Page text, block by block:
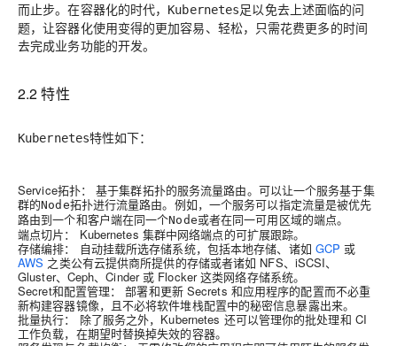
而止步。在容器化的时代， Kubernetes足以免去上述面临的问
题，让容器化使用变得的更加容易、轻松，只需花费更多的时间
去完成业务功能的开发。
2.2 特性
Kubernetes特性如下：
Service拓扑：
基于集群拓扑的服务流量路由。可以让一个服务基于集
群的Node拓扑进行流量路由。例如，一个服务可以指定流量是被优先
路由到一个和客户端在同一个Node或者在同一可用区域的端点。
端点切片：
Kubernetes 集群中网络端点的可扩展跟踪。
存储编排：
自动挂载所选存储系统，包括本地存储、诸如 GCP 或
AWS 之类公有云提供商所提供的存储或者诸如 NFS、iSCSI、
Gluster、Ceph、Cinder 或 Flocker 这类网络存储系统。
Secret和配置管理：
部署和更新 Secrets 和应用程序的配置而不必重
新构建容器镜像，且不必将软件堆栈配置中的秘密信息暴露出来。
批量执行：
除了服务之外，Kubernetes 还可以管理你的批处理和 CI
工作负载，在期望时替换掉失效的容器。